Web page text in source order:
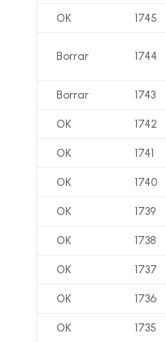
OK 1745
Borrar 1744
Borrar 1743
OK 1742
OK 1741
OK 1740
OK 1739
OK 1738
OK 1737
OK 1736
OK 1735